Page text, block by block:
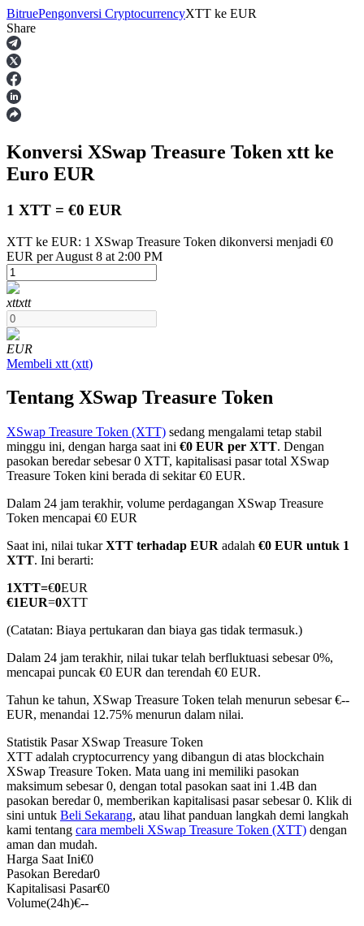
Berjangka
USDT Berjangka
COIN-M Berjangka
Mata Uang Kripto Berjangka
TradFi
Derivatif saham, forex, logam mulia, dan komoditas
USDC Berjangka
Kontrak berjangka menggunakan USDC sebagai jaminannya
Copy Trading
BitruePengonversi CryptocurrencyXTT ke EUR
Share
Konversi XSwap Treasure Token xtt ke
Euro EUR
1 XTT = €0 EUR
XTT ke EUR: 1 XSwap Treasure Token dikonversi menjadi €0
EUR per August 8 at 2:00 PM
xttxtt
EUR
Membeli xtt (xtt)
Tentang XSwap Treasure Token
XSwap Treasure Token (XTT) sedang mengalami tetap stabil
minggu ini, dengan harga saat ini €0 EUR per XTT. Dengan
pasokan beredar sebesar 0 XTT, kapitalisasi pasar total XSwap
Treasure Token kini berada di sekitar €0 EUR.
Dalam 24 jam terakhir, volume perdagangan XSwap Treasure
Token mencapai €0 EUR
Saat ini, nilai tukarXTT terhadap EUR adalah €0 EUR untuk 1
XTT. Ini berarti:
1XTT=€0EUR
€1EUR=0XTT
(Catatan: Biaya pertukaran dan biaya gas tidak termasuk.)
Dalam 24 jam terakhir, nilai tukar telah berfluktuasi sebesar 0%,
mencapai puncak €0 EUR dan terendah €0 EUR.
Tahun ke tahun, XSwap Treasure Token telah menurun sebesar €--
EUR, menandai 12.75% menurun dalam nilai.
Statistik Pasar XSwap Treasure Token
XTT adalah cryptocurrency yang dibangun di atas blockchain
XSwap Treasure Token. Mata uang ini memiliki pasokan
maksimum sebesar 0, dengan total pasokan saat ini 1.4B dan
pasokan beredar 0, memberikan kapitalisasi pasar sebesar 0. Klik di
sini untuk Beli Sekarang, atau lihat panduan langkah demi langkah
kami tentang cara membeli XSwap Treasure Token (XTT) dengan
aman dan mudah.
Harga Saat Ini€0
Pasokan Beredar0
Kapitalisasi Pasar€0
Volume(24h)€--